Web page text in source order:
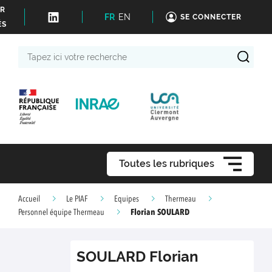
FR EN SE CONNECTER
Toutes les rubriques
Accueil Le PIAF Equipes
Thermeau
Personnel équipe Thermeau
Florian SOULARD
SOULARD Florian